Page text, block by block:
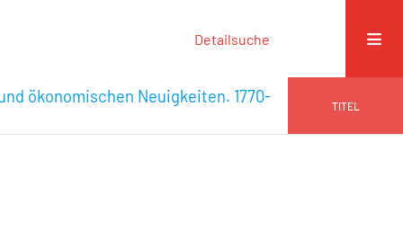
Detailsuche
ökonomischen Neuigkeiten. 1770- TITEL